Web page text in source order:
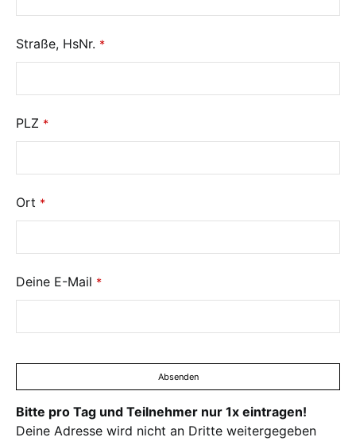
Straße, HsNr. *
PLZ *
Ort *
Business
Email *
Deine E-Mail *
Absenden
Bitte pro Tag und Teilnehmer nur 1x eintragen!
Deine Adresse wird nicht an Dritte weitergegeben